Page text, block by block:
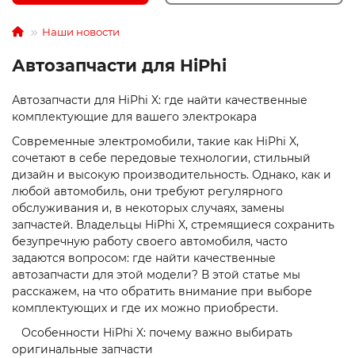
Наши новости
Автозапчасти для HiPhi
Автозапчасти для HiPhi X: где найти качественные
комплектующие для вашего электрокара
Современные электромобили, такие как HiPhi X,
сочетают в себе передовые технологии, стильный
дизайн и высокую производительность. Однако, как и
любой автомобиль, они требуют регулярного
обслуживания и, в некоторых случаях, замены
запчастей. Владельцы HiPhi X, стремящиеся сохранить
безупречную работу своего автомобиля, часто
задаются вопросом: где найти качественные
автозапчасти для этой модели? В этой статье мы
расскажем, на что обратить внимание при выборе
комплектующих и где их можно приобрести.
Особенности HiPhi X: почему важно выбирать
оригинальные запчасти